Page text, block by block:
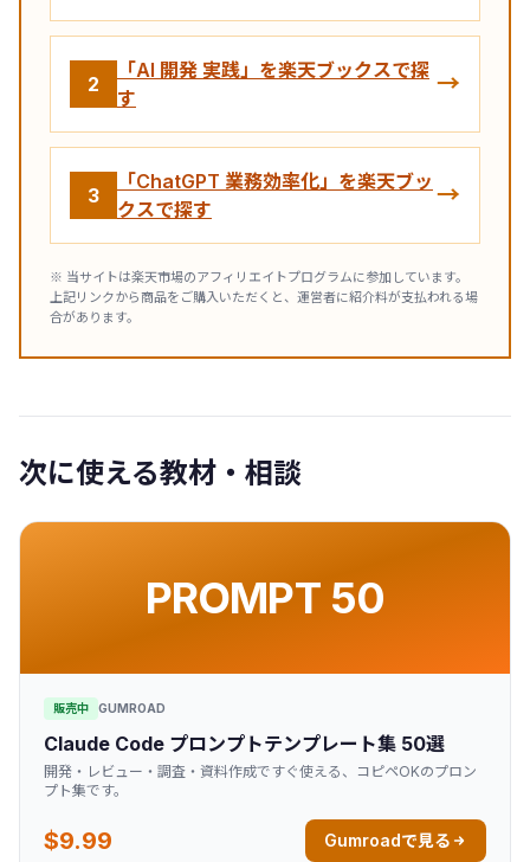
2
「AI 開発 実践」を楽天ブックスで探
す
→
3
「ChatGPT 業務効率化」を楽天ブッ
クスで探す
→
※ 当サイトは楽天市場のアフィリエイトプログラムに参加しています。
上記リンクから商品をご購入いただくと、運営者に紹介料が支払われる場
合があります。
次に使える教材・相談
PROMPT 50
販売中 GUMROAD
Claude Code プロンプトテンプレート集 50選
開発・レビュー・調査・資料作成ですぐ使える、コピペOKのプロン
プト集です。
$9.99 Gumroadで見る